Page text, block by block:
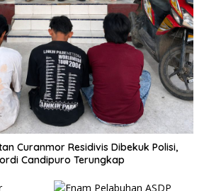
Curanmor Residivis Dibekuk Polisi,
Candipuro Terungkap